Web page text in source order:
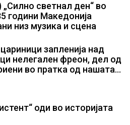
светнал ден“ во
години Македонија
низ музика и сцена
запленија над
нелегален фреон, дел од
во пратка од нашата
оди во историјата